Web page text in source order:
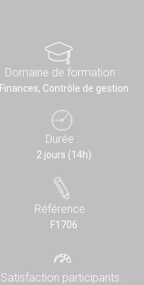
Domaine de formation :
Finances, Contrôle de gestion
Durée :
2 jours (14h)
Référence :
F1706
Satisfaction participants :